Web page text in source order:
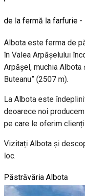
de la fermă la farfurie
Albota este ferma de
în Valea Arpășelului
Arpășel, muchia Albota
Buteanu” (2507 m).
La Albota este
deoarece noi
pe care le oferim
Vizitați Albota și
loc.
Păstrăvăria Albota